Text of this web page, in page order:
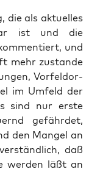
die als aktu­el­les
ist und die
und
mehr zustan­de
Vor­feld­or­
im Umfeld der
sind nur ers­te
gefähr­det,
den Man­gel an
daß
wer­den läßt an